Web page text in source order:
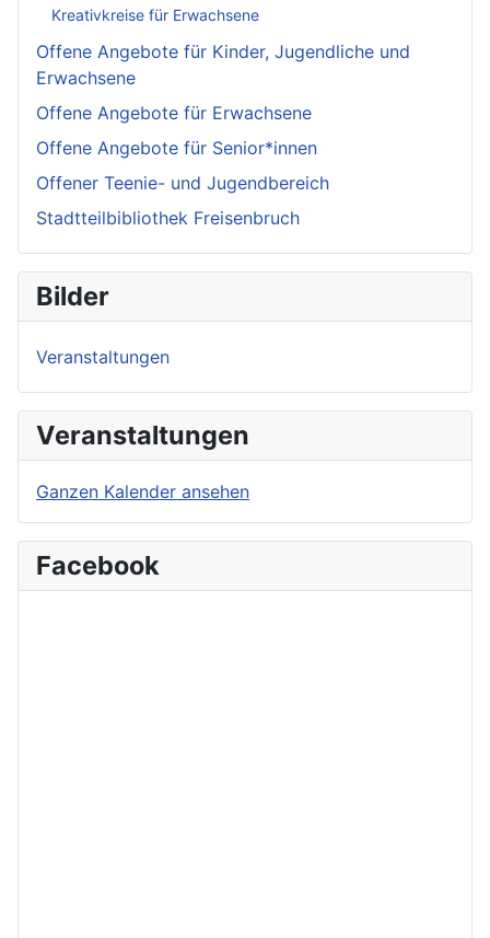
Kreativkreise für Erwachsene
Offene Angebote für Kinder, Jugendliche und
Erwachsene
Offene Angebote für Erwachsene
Offene Angebote für Senior*innen
Offener Teenie- und Jugendbereich
Stadtteilbibliothek Freisenbruch
Bilder
Veranstaltungen
Veranstaltungen
Ganzen Kalender ansehen
Facebook